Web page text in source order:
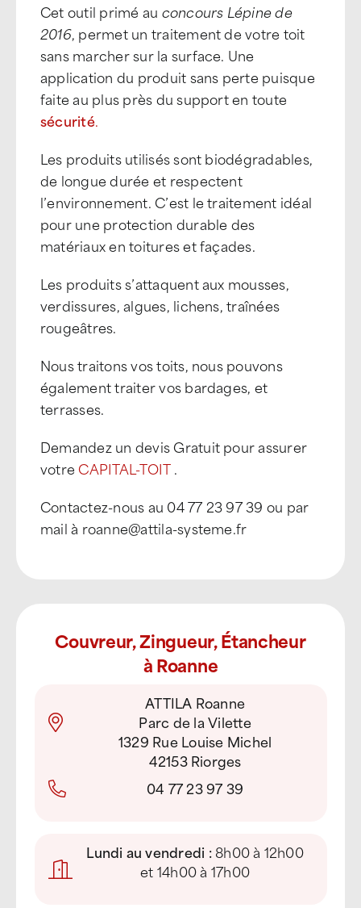
Cet outil primé au concours Lépine de
2016, permet un traitement de votre toit
sans marcher sur la surface. Une
application du produit sans perte puisque
faite au plus près du support en toute
sécurité.
Les produits utilisés sont biodégradables,
de longue durée et respectent
l’environnement. C’est le traitement idéal
pour une protection durable des
matériaux en toitures et façades.
Les produits s’attaquent aux mousses,
verdissures, algues, lichens, traînées
rougeâtres.
Nous traitons vos toits, nous pouvons
également traiter vos bardages, et
terrasses.
Demandez un devis Gratuit pour assurer
votreCAPITAL-TOIT.
Contactez-nous au 04 77 23 97 39 ou par
mail à roanne@attila-systeme.fr
Couvreur, Zingueur, Étancheur
à Roanne
ATTILA Roanne
Parc de la Vilette
1329 Rue Louise Michel
42153 Riorges
04 77 23 97 39
Lundi au vendredi :8h00 à 12h00
et 14h00 à 17h00